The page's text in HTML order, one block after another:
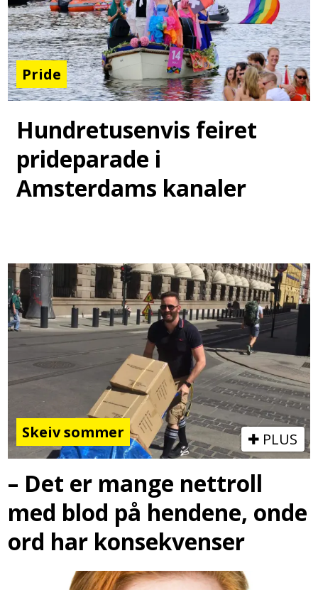
Pride
Hundretusenvis feiret
prideparade i
Amsterdams kanaler
Skeiv sommer PLUS
– Det er mange nettroll
med blod på hendene, onde
ord har konsekvenser